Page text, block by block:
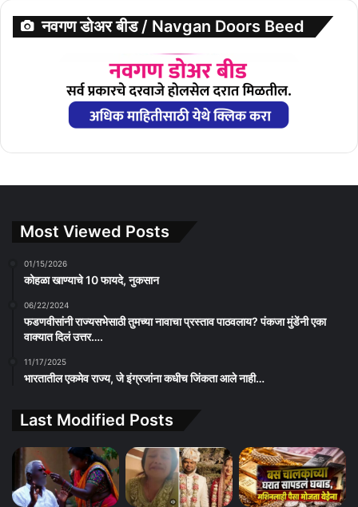
नवगण डोअर बीड / Navgan Doors Beed
Most Viewed Posts
01/15/2026
कोहळा खाण्याचे 10 फायदे, नुकसान
06/22/2024
फडणवीसांनी राज्यसभेसाठी तुमच्या नावाचा प्रस्ताव पाठवलाय? पंकजा मुंडेंनी एका
वाक्यात दिलं उत्तर….
11/17/2025
भारतातील एकमेव राज्य, जे इंग्रजांना कधीच जिंकता आले नाही…
Last Modified Posts